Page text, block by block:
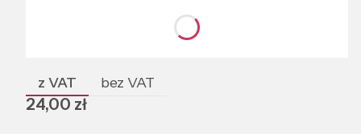
Poszczególne warianty mogą różnić się ceną
z VAT bez VAT
Cena
24,00 zł